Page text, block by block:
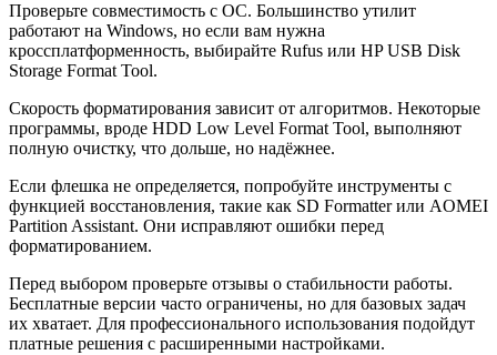
Проверьте совместимость с ОС. Большинство утилит
работают на Windows, но если вам нужна
кроссплатформенность, выбирайте Rufus или HP USB Disk
Storage Format Tool.
Скорость форматирования зависит от алгоритмов. Некоторые
программы, вроде HDD Low Level Format Tool, выполняют
полную очистку, что дольше, но надёжнее.
Если флешка не определяется, попробуйте инструменты с
функцией восстановления, такие как SD Formatter или AOMEI
Partition Assistant. Они исправляют ошибки перед
форматированием.
Перед выбором проверьте отзывы о стабильности работы.
Бесплатные версии часто ограничены, но для базовых задач
их хватает. Для профессионального использования подойдут
платные решения с расширенными настройками.